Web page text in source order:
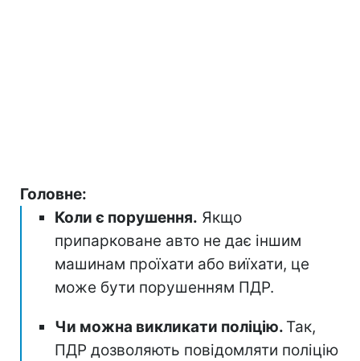
Головне:
Коли є порушення. Якщо
припарковане авто не дає іншим
машинам проїхати або виїхати, це
може бути порушенням ПДР.
Чи можна викликати поліцію. Так,
ПДР дозволяють повідомляти поліцію